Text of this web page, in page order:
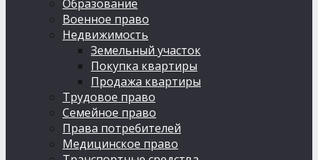
Образование
Военное право
Недвижимость
Земельный участок
Покупка квартиры
Продажа квартиры
Трудовое право
Семейное право
Права потребителей
Медицинское право